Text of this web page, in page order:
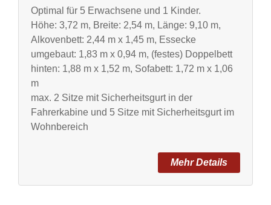
Optimal für 5 Erwachsene und 1 Kinder.
Höhe: 3,72 m, Breite: 2,54 m, Länge: 9,10 m,
Alkovenbett: 2,44 m x 1,45 m, Essecke
umgebaut: 1,83 m x 0,94 m, (festes) Doppelbett
hinten: 1,88 m x 1,52 m, Sofabett: 1,72 m x 1,06
m
max. 2 Sitze mit Sicherheitsgurt in der
Fahrerkabine und 5 Sitze mit Sicherheitsgurt im
Wohnbereich